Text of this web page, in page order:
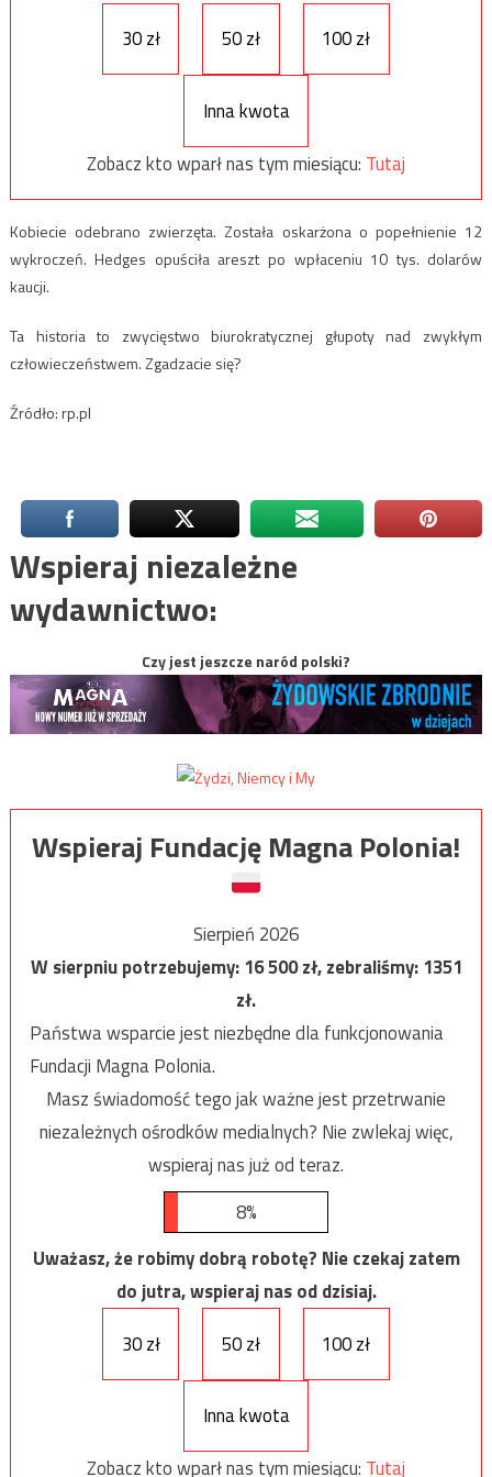
30 zł 50 zł 100 zł
Inna kwota
Zobacz kto wparł nas tym miesiącu: Tutaj
Kobiecie odebrano zwierzęta. Została oskarżona o popełnienie 12
wykroczeń. Hedges opuściła areszt po wpłaceniu 10 tys. dolarów
kaucji.
Ta historia to zwycięstwo biurokratycznej głupoty nad zwykłym
człowieczeństwem. Zgadzacie się?
Źródło: rp.pl
Wspieraj niezależne
wydawnictwo:
Czy jest jeszcze naród polski?
Wspieraj Fundację Magna Polonia!
Sierpień 2026
W sierpniu potrzebujemy:16 500zł, zebraliśmy:1351
zł.
Państwa wsparcie jest niezbędne dla funkcjonowania
Fundacji Magna Polonia.
Masz świadomość tego jak ważne jest przetrwanie
niezależnych ośrodków medialnych? Nie zwlekaj więc,
wspieraj nas już od teraz.
8%
Uważasz, że robimy dobrą robotę? Nie czekaj zatem
do jutra, wspieraj nas od dzisiaj.
30 zł
50 zł 100 zł
Inna kwota
Zobacz kto wparł nas tym miesiącu: Tutaj